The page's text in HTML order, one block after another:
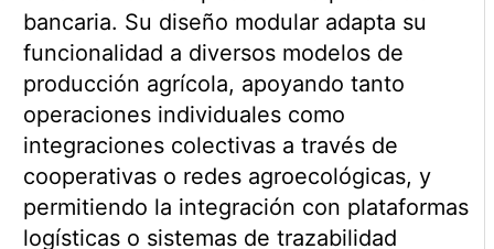
bancaria. Su diseño modular adapta su
funcionalidad a diversos modelos de
producción agrícola, apoyando tanto
operaciones individuales como
integraciones colectivas a través de
cooperativas o redes agroecológicas, y
permitiendo la integración con plataformas
logísticas o sistemas de trazabilidad